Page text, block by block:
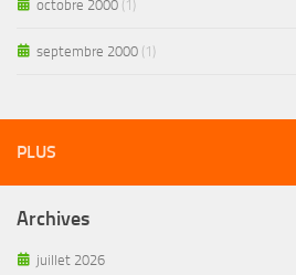
octobre 2000 (1)
septembre 2000 (1)
PLUS
Archives
juillet 2026